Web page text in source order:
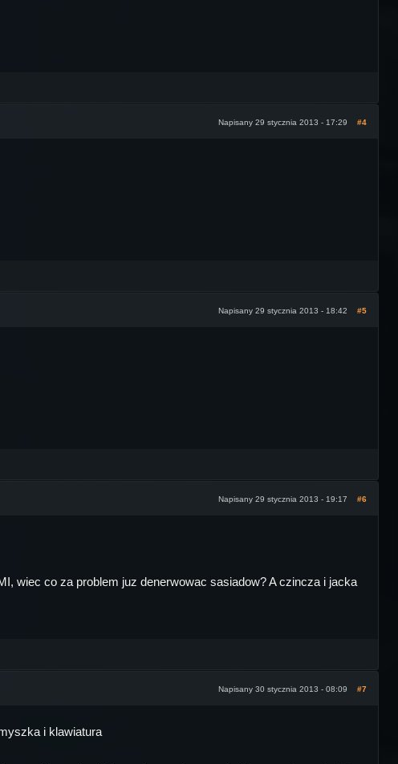
Napisany 29 stycznia 2013 - 17:29 #4
Napisany 29 stycznia 2013 - 18:42 #5
Napisany 29 stycznia 2013 - 19:17 #6
wiec co za problem juz denerwowac sasiadow? A czincza i jacka
Napisany 30 stycznia 2013 - 08:09 #7
i klawiatura